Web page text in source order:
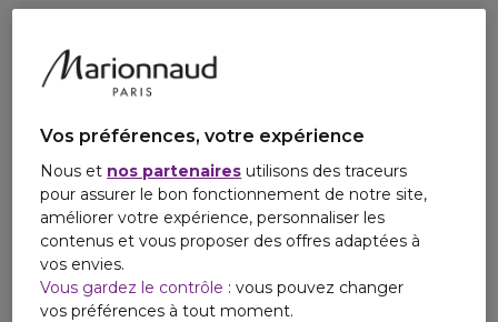
contactmanufacturer@elcompanies.com
Vos préférences, votre expérience
Nous et nos partenaires utilisons des traceurs
pour assurer le bon fonctionnement de notre site,
améliorer votre expérience, personnaliser les
contenus et vous proposer des offres adaptées à
vos envies.
Vous gardez le contrôle : vous pouvez changer
vos préférences à tout moment.